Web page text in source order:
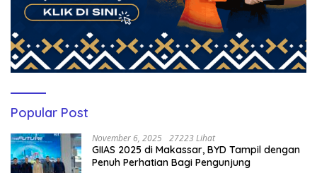
Popular Post
November 6, 2025 27223 Lihat
GIIAS 2025 di Makassar, BYD Tampil dengan
Penuh Perhatian Bagi Pengunjung